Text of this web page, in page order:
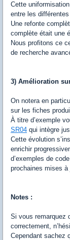
Cette
entre les
Une refonte
complète était une
Nous profitons ce
de recherche
3) Amélioration
On notera en
sur les fiches
À titre d’exemple
SR04 qui intègre
Cette évolution
enrichir
d’exemples de
prochaines mises à
Notes :
Si vous remarquez
correctement,
Cependant sachez